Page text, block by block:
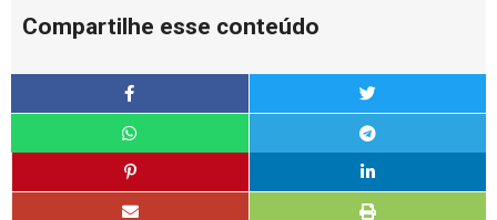
Compartilhe esse conteúdo